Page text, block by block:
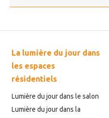
La lumière du jour dans
les espaces
résidentiels
Lumière du jour dans le salon
Lumière du jour dans la